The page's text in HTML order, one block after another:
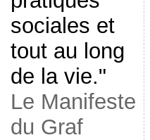
sociales et
tout au long
de la vie."
Le Manifeste
du Graf